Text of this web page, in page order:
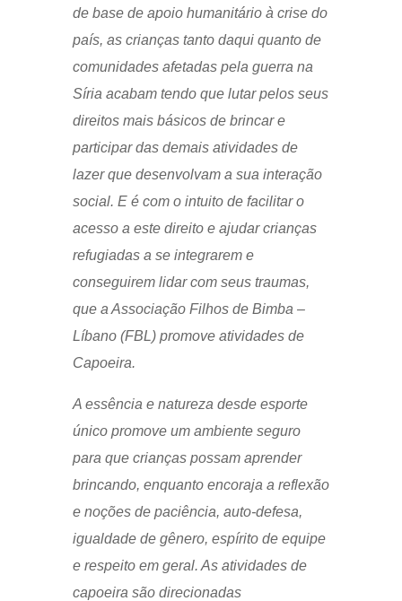
de base de apoio humanitário à crise do
país, as crianças tanto daqui quanto de
comunidades afetadas pela guerra na
Síria acabam tendo que lutar pelos seus
direitos mais básicos de brincar e
participar das demais atividades de
lazer que desenvolvam a sua interação
social. E é com o intuito de facilitar o
acesso a este direito e ajudar crianças
refugiadas a se integrarem e
conseguirem lidar com seus traumas,
que a Associação Filhos de Bimba –
Líbano (FBL) promove atividades de
Capoeira.
A essência e natureza desde esporte
único promove um ambiente seguro
para que crianças possam aprender
brincando, enquanto encoraja a reflexão
e noções de paciência, auto-defesa,
igualdade de gênero, espírito de equipe
e respeito em geral. As atividades de
capoeira são direcionadas